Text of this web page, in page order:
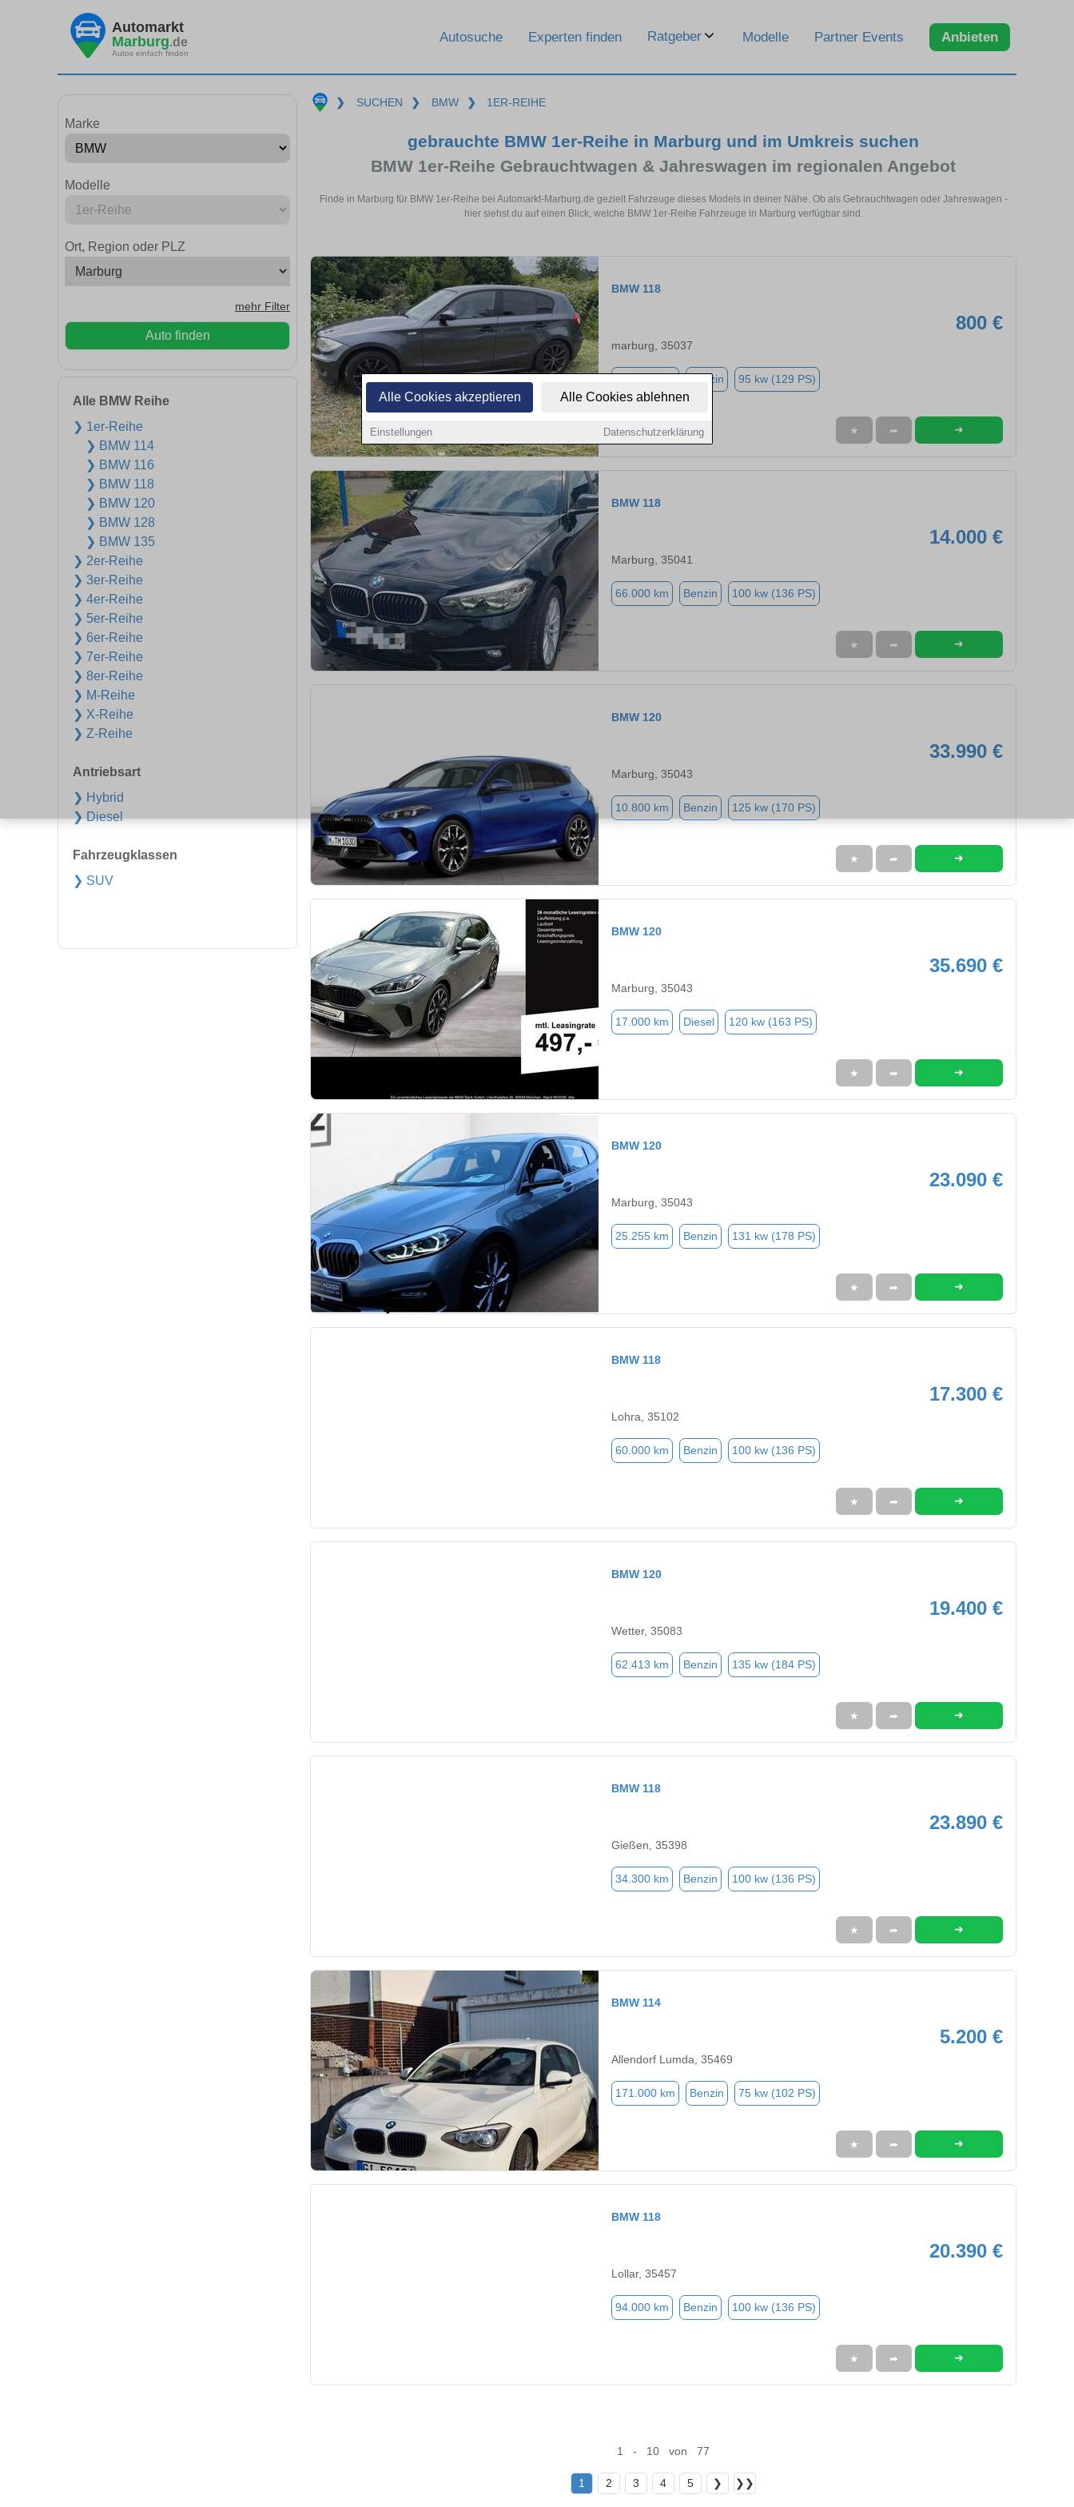
Alle Cookies akzeptieren Alle Cookies ablehnen
Einstellungen Datenschutzerklärung
Automarkt
Marburg.de
Autos einfach finden
Autosuche Experten finden Ratgeber Modelle Partner Events Anbieten
Marke
Modelle
Ort, Region oder PLZ
mehr Filter
Auto finden
Alle BMW Reihe
❯ 1er-Reihe
❯ BMW 114
❯ BMW 116
❯ BMW 118
❯ BMW 120
❯ BMW 128
❯ BMW 135
❯ 2er-Reihe
❯ 3er-Reihe
❯ 4er-Reihe
❯ 5er-Reihe
❯ 6er-Reihe
❯ 7er-Reihe
❯ 8er-Reihe
❯ M-Reihe
❯ X-Reihe
❯ Z-Reihe
Antriebsart
❯ Hybrid
❯ Diesel
Fahrzeugklassen
❯ SUV
❯ SUCHEN ❯ BMW ❯ 1ER-REIHE
gebrauchte BMW 1er-Reihe in Marburg und im Umkreis suchen
BMW 1er-Reihe Gebrauchtwagen & Jahreswagen im regionalen Angebot
Finde in Marburg für BMW 1er-Reihe bei Automarkt-Marburg.de gezielt Fahrzeuge dieses Models in deiner Nähe. Ob als Gebrauchtwagen oder Jahreswagen -
hier siehst du auf einen Blick, welche BMW 1er-Reihe Fahrzeuge in Marburg verfügbar sind.
BMW 118
800 €
marburg, 35037
Benzin 95 kw (129 PS)
★ ➦ ➜
BMW 118
14.000 €
Marburg, 35041
66.000 km Benzin 100 kw (136 PS)
★ ➦ ➜
BMW 120
33.990 €
Marburg, 35043
10.800 km Benzin 125 kw (170 PS)
★ ➦ ➜
BMW 120
35.690 €
Marburg, 35043
17.000 km Diesel 120 kw (163 PS)
★ ➦ ➜
BMW 120
23.090 €
Marburg, 35043
25.255 km Benzin 131 kw (178 PS)
★ ➦ ➜
BMW 118
17.300 €
Lohra, 35102
60.000 km Benzin 100 kw (136 PS)
★ ➦ ➜
BMW 120
19.400 €
Wetter, 35083
62.413 km Benzin 135 kw (184 PS)
★ ➦ ➜
BMW 118
23.890 €
Gießen, 35398
34.300 km Benzin 100 kw (136 PS)
★ ➦ ➜
BMW 114
5.200 €
Allendorf Lumda, 35469
171.000 km Benzin 75 kw (102 PS)
★ ➦ ➜
BMW 118
20.390 €
Lollar, 35457
94.000 km Benzin 100 kw (136 PS)
★ ➦ ➜
1 - 10 von 77
1 2 3 4 5 ❯ ❯❯